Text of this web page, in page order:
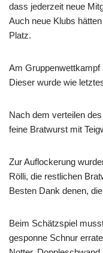
dass jederzeit neue
Auch neue Klubs
Platz.
Am Gruppenwettkampf
Dieser wurde wie
Nach dem verteilen
feine Bratwurst mit
Zur Auflockerung
Rölli, die restlichen
Besten Dank denen,
Beim Schätzspiel
gesponne Schnur